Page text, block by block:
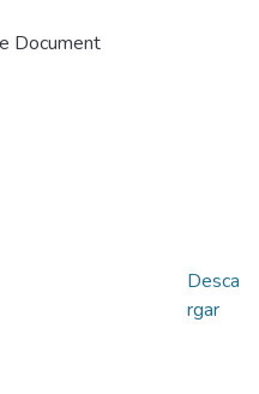
Document
Desca
rgar